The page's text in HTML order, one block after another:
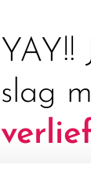
YAY!!
slag